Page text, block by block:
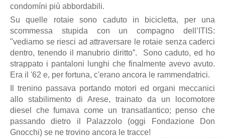
condomíni più abbordabili.
Su quelle rotaie sono caduto in bicicletta, per una
scommessa stupida con un compagno dell’ITIS:
"vediamo se riesci ad attraversare le rotaie senza caderci
dentro, tenendo il manubrio diritto”. Sono caduto, ed ho
strappato i pantaloni lunghi che finalmente avevo avuto.
Era il '62 e, per fortuna, c'erano ancora le rammendatrici.
Il trenino passava portando motori ed organi meccanici
allo stabilimento di Arese, trainato da un locomotore
diesel che fumava come un transatlantico; penso che
passando dietro il Palazzolo (oggi Fondazione Don
Gnocchi) se ne trovino ancora le tracce!